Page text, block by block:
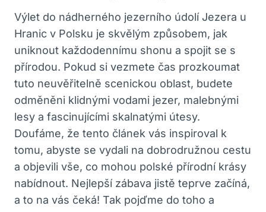
Výlet do nádherného jezerního údolí Jezera u
Hranic v Polsku je skvělým způsobem, jak
uniknout každodennímu shonu a spojit se s
přírodou. Pokud si vezmete čas prozkoumat
tuto neuvěřitelně scenickou oblast, budete
odměněni klidnými vodami jezer, malebnými
lesy a fascinujícími skalnatými útesy.
Doufáme, že tento článek vás inspiroval k
tomu, abyste se vydali na dobrodružnou cestu
a objevili vše, co mohou polské přírodní krásy
nabídnout. Nejlepší zábava jistě teprve začíná,
a to na vás čeká! Tak pojďme do toho a